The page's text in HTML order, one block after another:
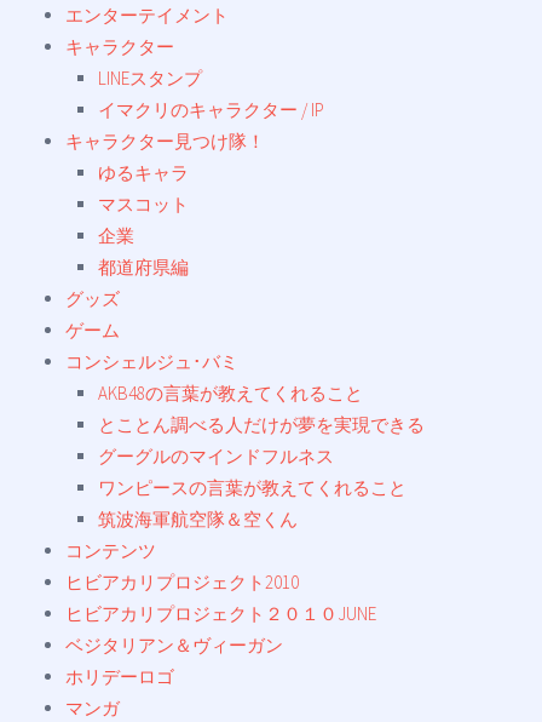
エンターテイメント
キャラクター
LINEスタンプ
イマクリのキャラクター / IP
キャラクター見つけ隊！
ゆるキャラ
マスコット
企業
都道府県編
グッズ
ゲーム
コンシェルジュ･バミ
AKB48の言葉が教えてくれること
とことん調べる人だけが夢を実現できる
グーグルのマインドフルネス
ワンピースの言葉が教えてくれること
筑波海軍航空隊＆空くん
コンテンツ
ヒビアカリプロジェクト2010
ヒビアカリプロジェクト２０１０JUNE
ベジタリアン＆ヴィーガン
ホリデーロゴ
マンガ